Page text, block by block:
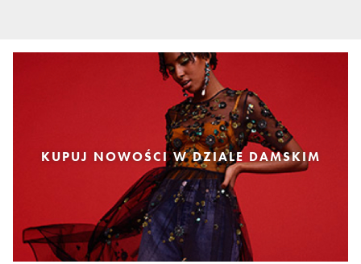
KUPUJ NOWOŚCI W DZIALE DAMSKIM